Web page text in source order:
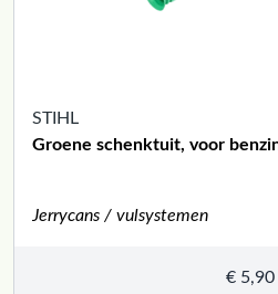
STIHL
Groene schenktuit, voor
Jerrycans / vulsystemen
€ 5,90